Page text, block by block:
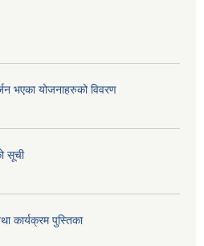
भएका योजनाहरुको विवरण
सूची
कार्यक्रम पुस्तिका